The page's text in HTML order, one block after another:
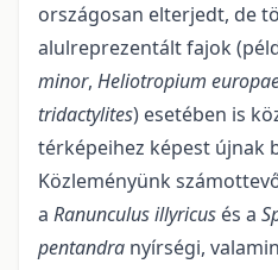
országosan elterjedt, de
alulreprezentált fajok
minor, Heliotropium
tridactylites) esetében is
térképeihez képest újnak
Közleményünk
a Ranunculus illyricus és a
pentandra nyírségi,